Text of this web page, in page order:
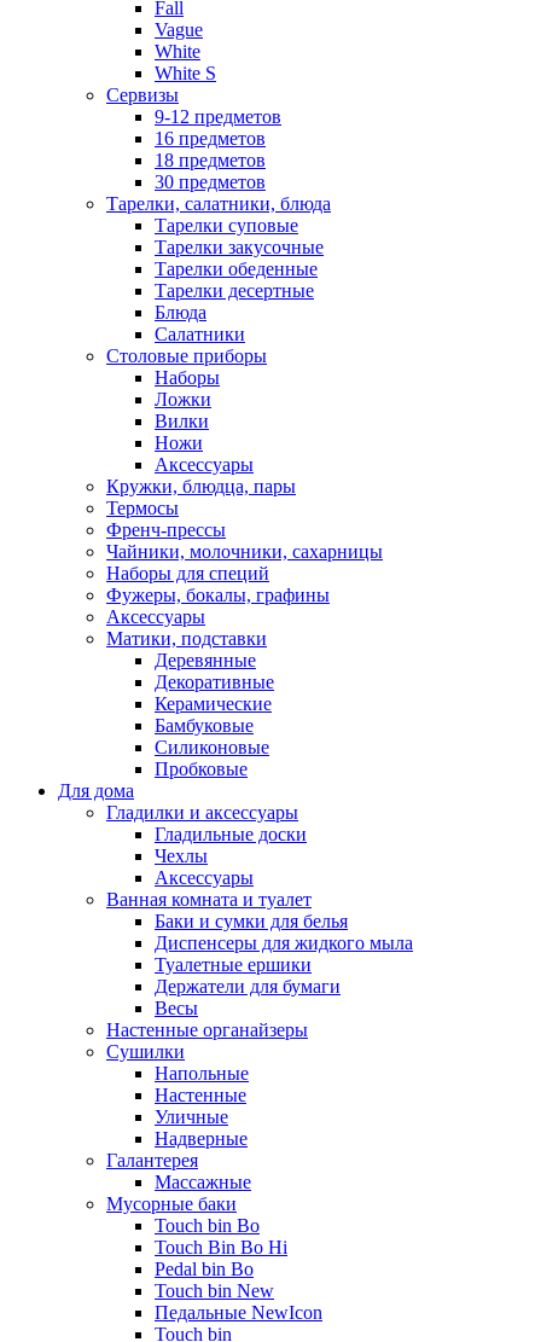
Fall
Vague
White
White S
Сервизы
9-12 предметов
16 предметов
18 предметов
30 предметов
Тарелки, салатники, блюда
Тарелки суповые
Тарелки закусочные
Тарелки обеденные
Тарелки десертные
Блюда
Салатники
Столовые приборы
Наборы
Ложки
Вилки
Ножи
Аксессуары
Кружки, блюдца, пары
Термосы
Френч-прессы
Чайники, молочники, сахарницы
Наборы для специй
Фужеры, бокалы, графины
Аксессуары
Матики, подставки
Деревянные
Декоративные
Керамические
Бамбуковые
Силиконовые
Пробковые
Для дома
Гладилки и аксессуары
Гладильные доски
Чехлы
Аксессуары
Ванная комната и туалет
Баки и сумки для белья
Диспенсеры для жидкого мыла
Туалетные ершики
Держатели для бумаги
Весы
Настенные органайзеры
Сушилки
Напольные
Настенные
Уличные
Надверные
Галантерея
Массажные
Мусорные баки
Touch bin Bo
Touch Bin Bo Hi
Pedal bin Bo
Touch bin New
Педальные NewIcon
Touch bin